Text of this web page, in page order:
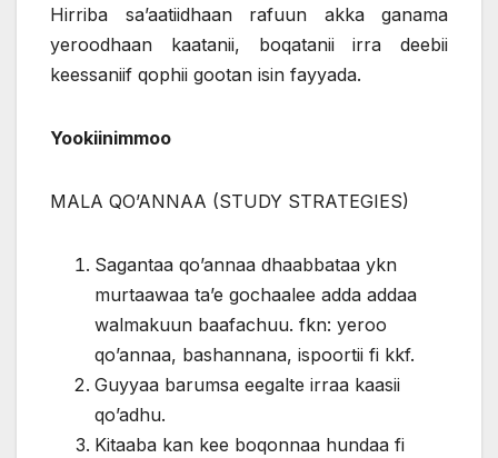
Hirriba sa’aatiidhaan rafuun akka ganama
yeroodhaan kaatanii, boqatanii irra deebii
keessaniif qophii gootan isin fayyada.
Yookiinimmoo
MALA QO’ANNAA (STUDY STRATEGIES)
Sagantaa qo’annaa dhaabbataa ykn
murtaawaa ta’e gochaalee adda addaa
walmakuun baafachuu. fkn: yeroo
qo’annaa, bashannana, ispoortii fi kkf.
Guyyaa barumsa eegalte irraa kaasii
qo’adhu.
Kitaaba kan kee boqonnaa hundaa fi